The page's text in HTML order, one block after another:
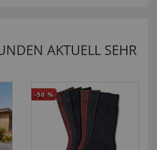
AKTUELL SEHR
-50 %